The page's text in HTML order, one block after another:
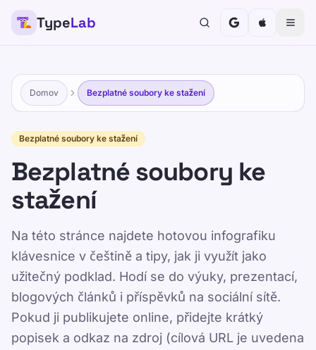
dospívající, dospělé i seniory. Učte se svým
vlastním tempem s naším strukturovaným a hravým
přístupem.
Domov Bezplatné soubory ke stažení
CS
Bezplatné soubory ke
stažení
Published 2025-01-15
Updated 2026-07-08
TypeLab
Domov Bezplatné soubory ke stažení
Bezplatné soubory ke stažení
Bezplatné soubory ke
stažení
Na této stránce najdete hotovou infografiku
klávesnice v češtině a tipy, jak ji využít jako
užitečný podklad. Hodí se do výuky, prezentací,
blogových článků i příspěvků na sociální sítě.
Pokud ji publikujete online, přidejte krátký
popisek a odkaz na zdroj (cílová URL je uvedena